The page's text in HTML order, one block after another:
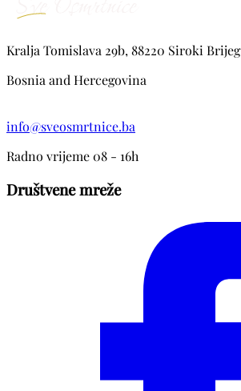
Kralja Tomislava 29b, 88220 Siroki Brijeg
Bosnia and Hercegovina
info@sveosmrtnice.ba
Radno vrijeme 08 - 16h
Društvene mreže